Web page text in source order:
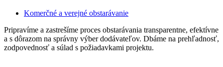
Komerčné a verejné obstarávanie
Pripravíme a zastrešíme proces obstarávania transparentne, efektívne
a s dôrazom na správny výber dodávateľov. Dbáme na prehľadnosť,
zodpovednosť a súlad s požiadavkami projektu.